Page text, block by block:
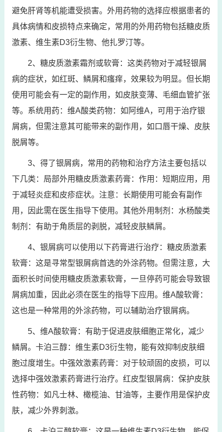
避免肝肾等机能遭受损害。外用药物的选择应根据患者的
具体病情和皮损特点来确定，常用的外用药物包括糖皮质
激素、维生素D3衍生物、他扎罗汀等。
2、糖皮质激素霜剂或软膏：这类药物对于减轻银屑
病的症状，如红斑、鳞屑和瘙痒，效果较为明显。但长期
使用可能会有一定的副作用，如皮肤变薄、毛细血管扩张
等。系统用药：维A酸类药物：如阿维A，可用于治疗银
屑病，但需注意其可能带来的副作用，如口唇干燥、皮肤
脱屑等。
3、得了银屑病，常用的药物和治疗方法主要包括以
下几类：局部外用糖皮质激素药膏：作用：短期应用，用
于减轻炎症和皮疹症状。注意：长期使用可能会有副作
用，因此需在医生指导下使用。其他外用制剂：水杨酸类
制剂：有助于角质层的剥脱，减轻皮肤鳞屑。
4、银屑病可以使用以下药膏进行治疗：糖皮质激素
软膏：这是寻常型银屑病首选的外涂药物。但需注意，大
面积长时间使用糖皮质激素软膏，一旦停药可能会导致银
屑病加重，因此必须在医生的指导下应用。维A酸软膏：
这也是一种常用的外涂药物，可以辅助治疗银屑病。
5、维A酸软膏：有助于促进皮肤细胞正常化，减少
鳞屑。卡泊三醇：维生素D3衍生物，能有效抑制皮肤细
胞过度增生。中强效激素药膏：对于较顽固的皮损，可以
选择中强效激素药膏进行治疗。红皮型银屑病：保护皮肤
性药物：如凡士林、橄榄油、甘油等，主要作用是保护皮
肤，减少外界刺激。